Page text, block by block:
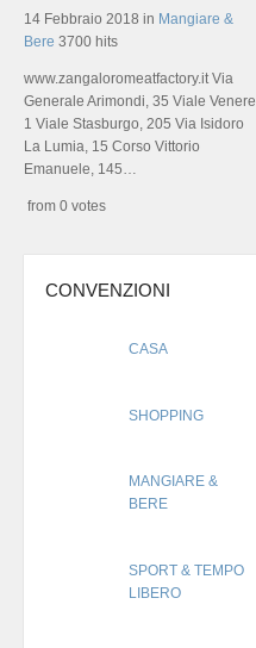
14 Febbraio 2018 in Mangiare &
Bere 3700 hits
www.zangaloromeatfactory.it Via
Generale Arimondi, 35 Viale Venere,
1 Viale Stasburgo, 205 Via Isidoro
La Lumia, 15 Corso Vittorio
Emanuele, 145…
from 0 votes
CONVENZIONI
CASA
SHOPPING
MANGIARE &
BERE
SPORT & TEMPO
LIBERO